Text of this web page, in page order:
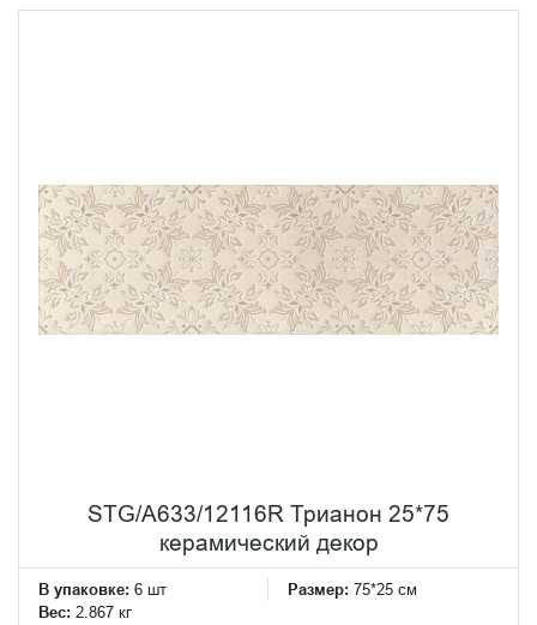
STG/A633/12116R Трианон 25*75
керамический декор
В упаковке: 6 шт Размер: 75*25 см
Вес: 2.867 кг